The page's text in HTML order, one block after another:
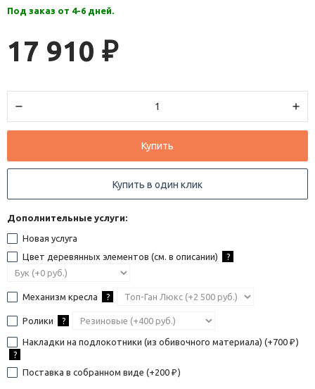
Под заказ от 4-6 дней.
17 910 ₽
Купить
Купить в один клик
Дополнительные услуги:
Новая услуга
Цвет деревянных элементов (см. в описании)
?
Механизм кресла ?
Ролики ?
Накладки на подлокотники (из обивочного материала) (+700 ₽ )
?
Поставка в собранном виде (+200 ₽ )